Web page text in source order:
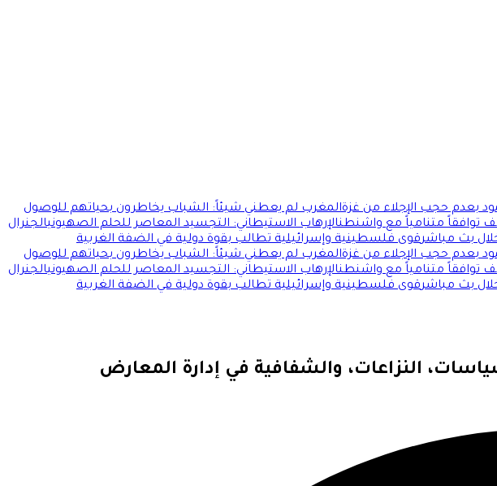
بعدم حجب الإجلاء من غزةالمغرب لم يعطني شيئاً: الشباب يخاطرون بحياتهم للوصول
توافقاً متنامياً مع واشنطنالإرهاب الاستيطاني: التجسيد المعاصر للحلم الصهيونيالجنرال
بث مباشرقوى فلسطينية وإسرائيلية تطالب بقوة دولية في الضفة الغربية
بعدم حجب الإجلاء من غزةالمغرب لم يعطني شيئاً: الشباب يخاطرون بحياتهم للوصول
توافقاً متنامياً مع واشنطنالإرهاب الاستيطاني: التجسيد المعاصر للحلم الصهيونيالجنرال
بث مباشرقوى فلسطينية وإسرائيلية تطالب بقوة دولية في الضفة الغربية
النزاعات، والشفافية في إدارة المعارض